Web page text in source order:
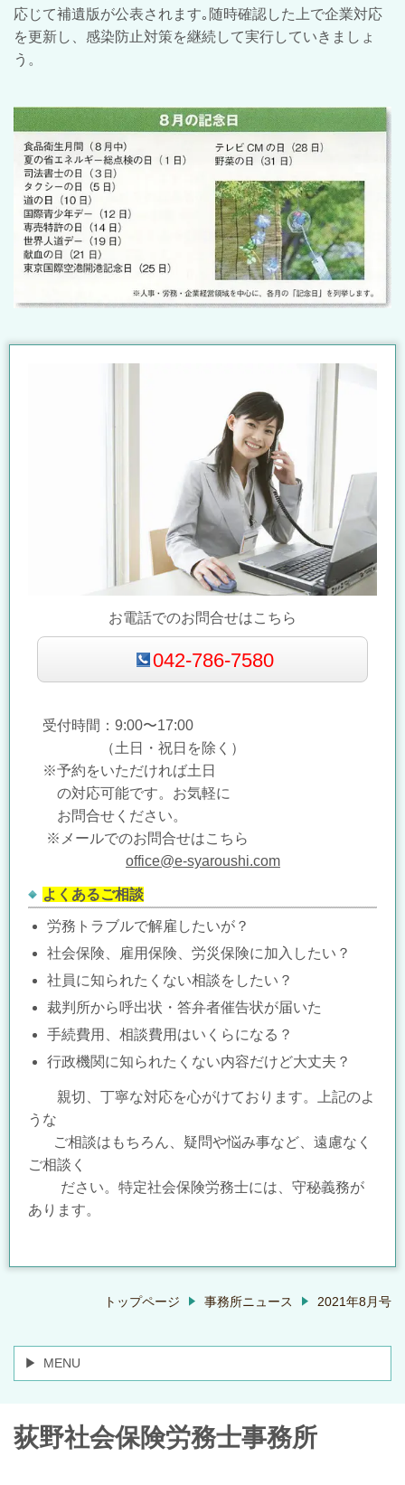
応じて補遺版が公表されます｡随時確認した上で企業対応
を更新し、感染防止対策を継続して実行していきましょ
う。
お電話でのお問合せはこちら
042-786-7580
受付時間：9:00〜17:00
（土日・祝日を除く）
※予約をいただければ土日
の対応可能です。 お気軽に
お問合せください。
※メールでのお問合せはこちら
office@e-syaroushi.com
よくあるご相談
労務トラブルで解雇したいが？
社会保険、雇用保険、労災保険に加入したい？
社員に知られたくない相談をしたい？
裁判所から呼出状・答弁者催告状が届いた
手続費用、相談費用はいくらになる？
行政機関に知られたくない内容だけど大丈夫？
親切、丁寧な対応を心がけております。上記のよ
うな
ご相談はもちろん、 疑問や悩み事など、遠慮なく
ご相談く
ださい。特定社会保険労務士には、守秘義務が
あります。
トップページ 事務所ニュース 2021年8月号
MENU
荻野社会保険労務士事務所